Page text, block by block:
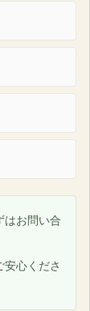
はお問い合
安心くださ